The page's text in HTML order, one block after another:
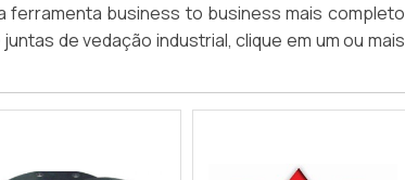
ferramenta business to business mais completo
de vedação industrial, clique em um ou mais